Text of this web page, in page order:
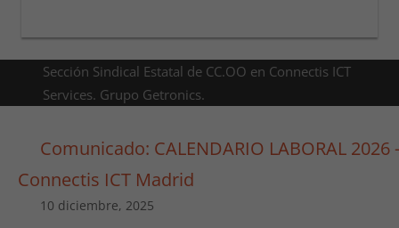
Sección Sindical Estatal de CC.OO en Connectis ICT
Services. Grupo Getronics.
Comunicado: CALENDARIO LABORAL 2026
Connectis ICT Madrid
10 diciembre, 2025